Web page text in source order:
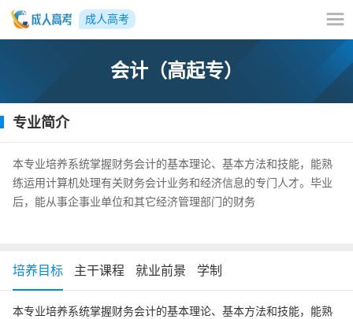
成人高考
会计（高起专）
专业简介
本专业培养系统掌握财务会计的基本理论、基本方法和技能，能熟
练运用计算机处理有关财务会计业务和经济信息的专门人才。毕业
后，能从事企事业单位和其它经济管理部门的财务
培养目标 主干课程 就业前景 学制
本专业培养系统掌握财务会计的基本理论、基本方法和技能，能熟